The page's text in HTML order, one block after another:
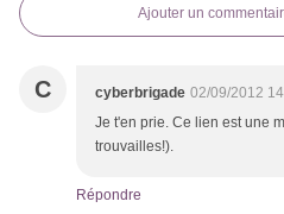
Ajouter un
C cyberbrigade 02/09/2012
Je t'en prie. Ce lien est une
trouvailles!).
Répondre